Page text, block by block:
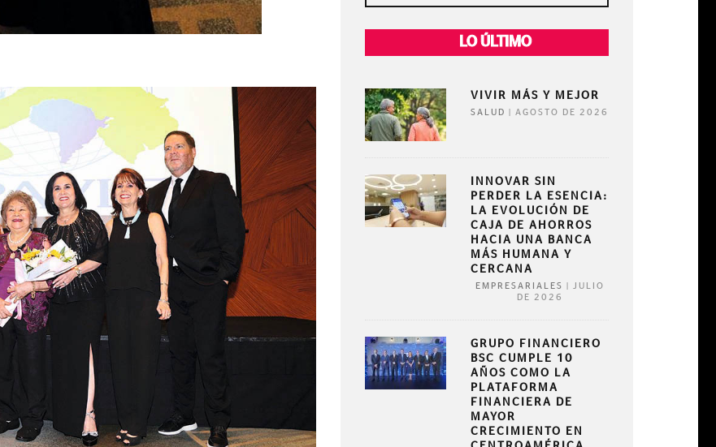
LO ÚLTIMO
VIVIR MÁS Y MEJOR
SALUD AGOSTO DE 2026
INNOVAR SIN
PERDER LA ESENCIA:
LA EVOLUCIÓN DE
CAJA DE AHORROS
HACIA UNA BANCA
MÁS HUMANA Y
CERCANA
EMPRESARIALES
JULIO
DE 2026
GRUPO FINANCIERO
BSC CUMPLE 10
AÑOS COMO LA
PLATAFORMA
FINANCIERA DE
MAYOR
CRECIMIENTO EN